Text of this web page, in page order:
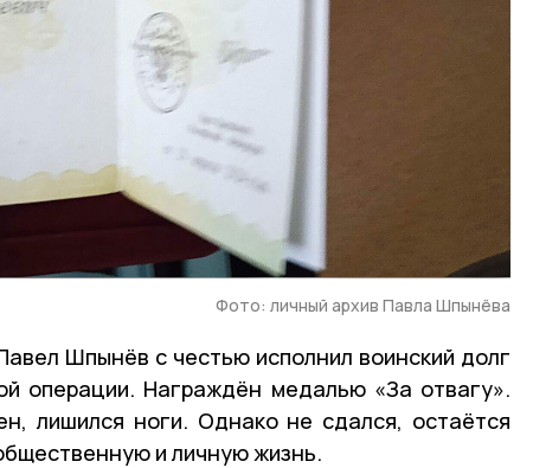
Фото: личный архив Павла Шпынёва
Шпынёв с честью исполнил воинский долг
операции. Награждён медалью «За отвагу».
лишился ноги. Однако не сдался, остаётся
и личную жизнь.